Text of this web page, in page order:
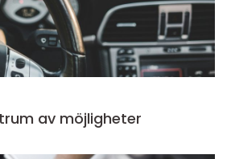
av möjligheter